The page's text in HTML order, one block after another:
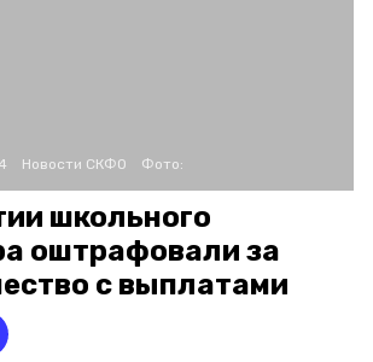
Новости СКФО Фото:
школьного
оштрафовали за
с выплатами